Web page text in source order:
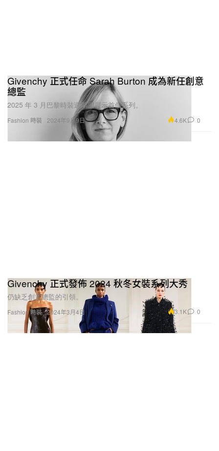
Fashion 時裝
Givenchy 正式任命 Sarah Burton 成為新任創意
總監
2025 年 3 月巴黎時裝週期間展示首個系列。
2024年9月9日 4.6K 0
Fashion 時裝
Givenchy 正式發佈 2024 秋冬女裝系列大秀
仍缺乏創意總監的引領。
2024年3月4日 3.1K 0